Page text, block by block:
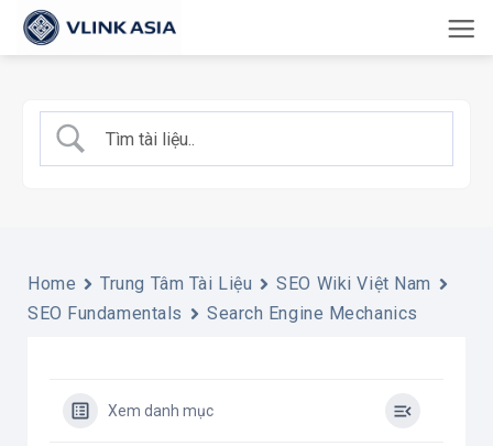
qua
dung
Home Trung Tâm Tài Liệu
SEO Wiki Việt Nam
SEO Fundamentals
Search Engine Mechanics
Xem danh mục